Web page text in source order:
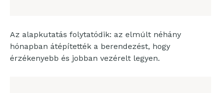
Az alapkutatás folytatódik: az elmúlt néhány
hónapban átépítették a berendezést, hogy
érzékenyebb és jobban vezérelt legyen.